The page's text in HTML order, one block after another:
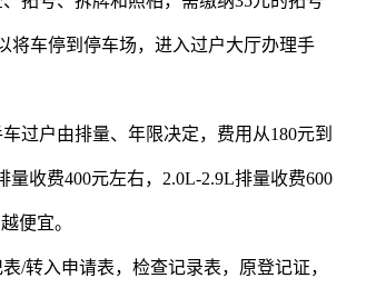
将车停到停车场，进入过户大厅办理手
过户由排量、年限决定，费用从180元到
收费400元左右，2.0L-2.9L排量收费600
便宜。
/转入申请表，检查记录表，原登记证，